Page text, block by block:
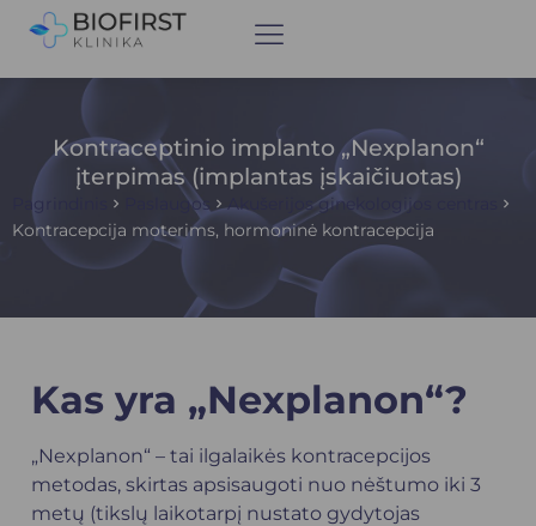
Kontraceptinio implanto „Nexplanon“
įterpimas (implantas įskaičiuotas)
Pagrindinis Paslaugos
Akušerijos ginekologijos centras
Kontracepcija moterims, hormoninė kontracepcija
Kas yra „Nexplanon“?
„Nexplanon“ – tai ilgalaikės kontracepcijos
metodas, skirtas apsisaugoti nuo nėštumo iki 3
metų (tikslų laikotarpį nustato gydytojas